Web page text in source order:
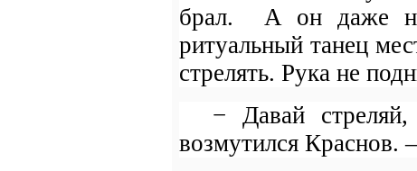
брал.
А он даже
ритуальный танец
стрелять. Рука не
− Давай
возмутился Краснов.